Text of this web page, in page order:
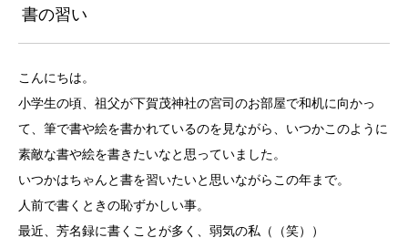
書の習い
こんにちは。
小学生の頃、祖父が下賀茂神社の宮司のお部屋で和机に向かっ
て、筆で書や絵を書かれているのを見ながら、いつかこのように
素敵な書や絵を書きたいなと思っていました。
いつかはちゃんと書を習いたいと思いながらこの年まで。
人前で書くときの恥ずかしい事。
最近、芳名録に書くことが多く、弱気の私（（笑））